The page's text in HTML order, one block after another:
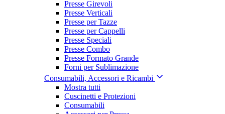
Presse Girevoli
Presse Verticali
Presse per Tazze
Presse per Cappelli
Presse Speciali
Presse Combo
Presse Formato Grande
Forni per Sublimazione
Consumabili, Accessori e Ricambi
Mostra tutti
Cuscinetti e Protezioni
Consumabili